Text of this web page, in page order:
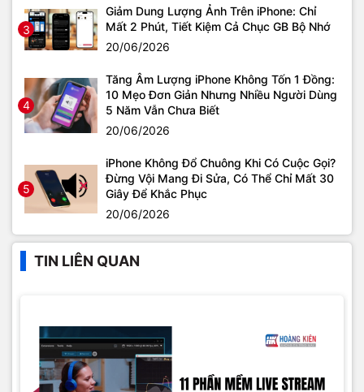
3
Giảm Dung Lượng Ảnh Trên iPhone: Chỉ
Mất 2 Phút, Tiết Kiệm Cả Chục GB Bộ Nhớ
20/06/2026
4
Tăng Âm Lượng iPhone Không Tốn 1 Đồng:
10 Mẹo Đơn Giản Nhưng Nhiều Người Dùng
5 Năm Vẫn Chưa Biết
20/06/2026
5
iPhone Không Đổ Chuông Khi Có Cuộc Gọi?
Đừng Vội Mang Đi Sửa, Có Thể Chỉ Mất 30
Giây Để Khắc Phục
20/06/2026
TIN LIÊN QUAN